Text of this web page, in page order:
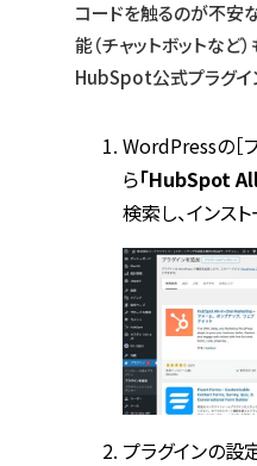
コードを触るのが不安
能（チャットボットなど
HubSpot公式プラグイ
WordPressの［
ら「HubSpot
検索し、インス
プラグインの